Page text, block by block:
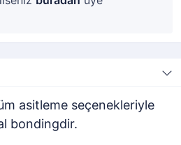
asitleme seçenekleriyle
bondingdir.